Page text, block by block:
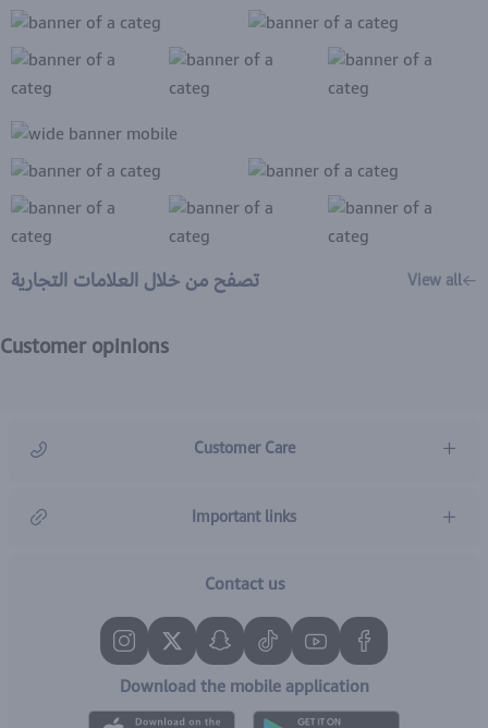
تصفح من خلال العلامات التجارية View all
Customer opinions
Customer Care
Important links
Contact us
Download the mobile application